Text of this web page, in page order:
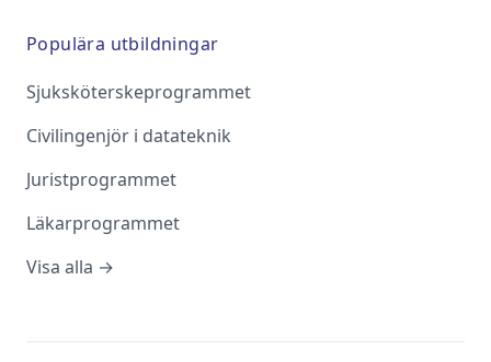
Populära utbildningar
Sjuksköterskeprogrammet
Civilingenjör i datateknik
Juristprogrammet
Läkarprogrammet
Visa alla →